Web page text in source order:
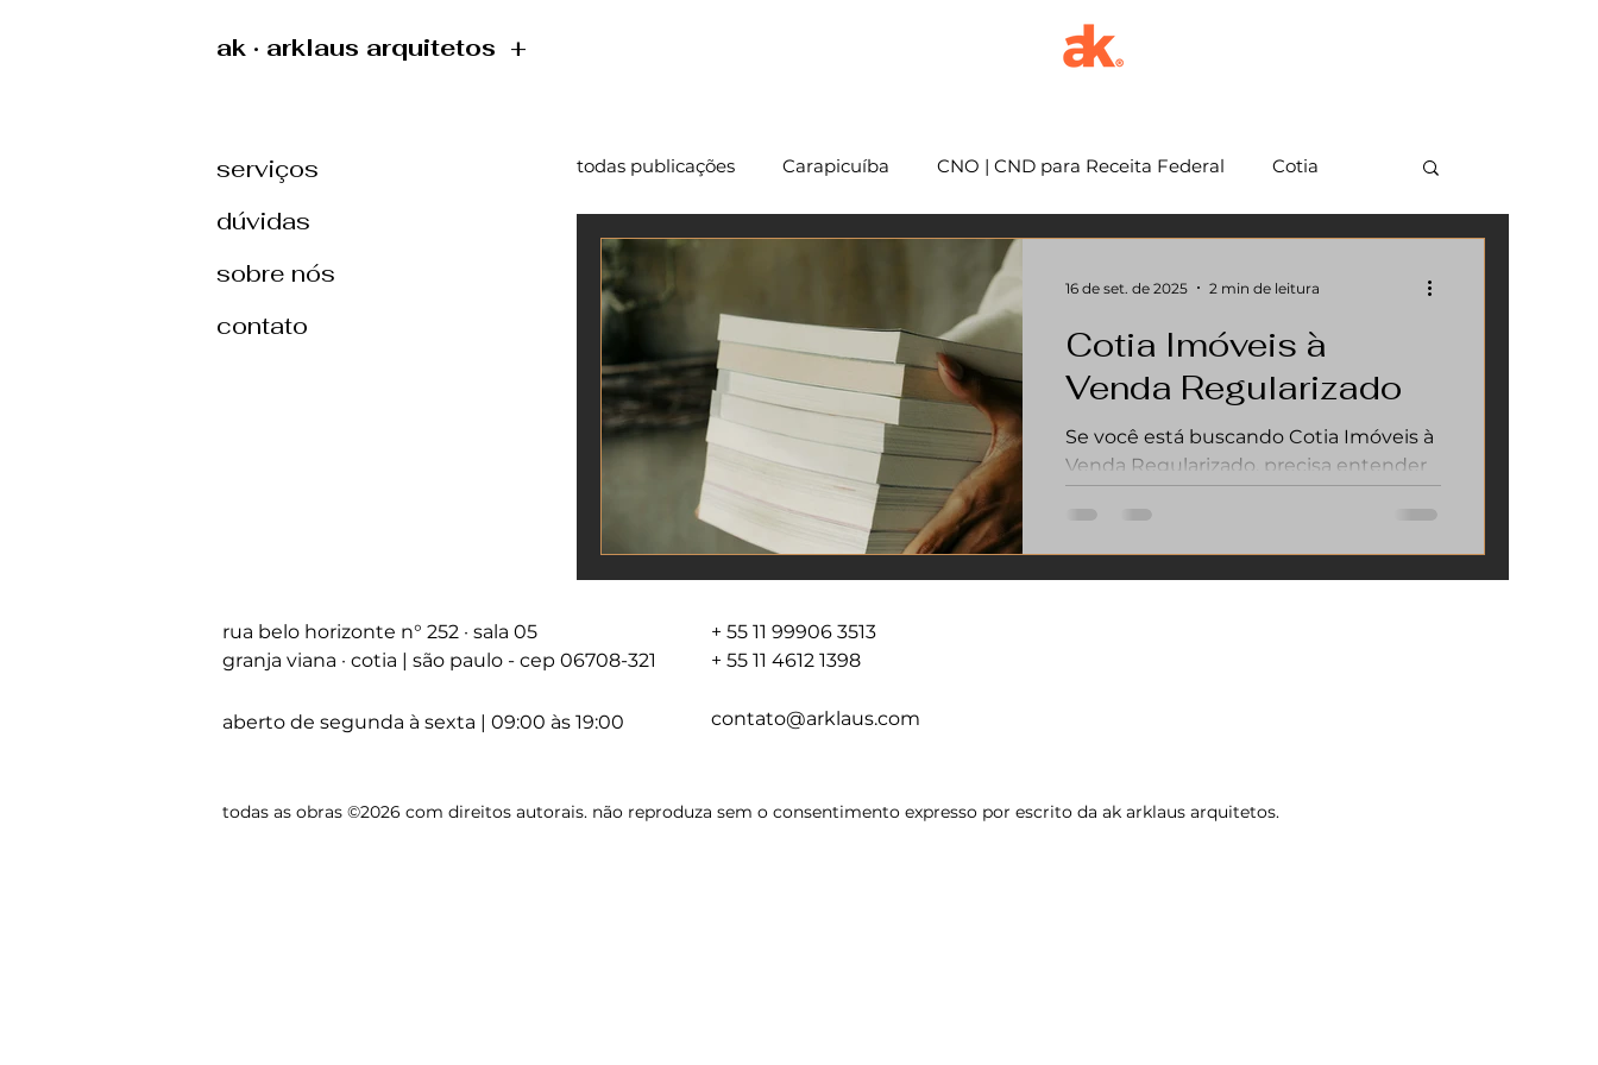
ak · arklaus arquitetos +
todas publicações Carapicuíba CNO | CND para Receita Federal Cotia
Mentoria Embu das Artes
Cotia Imóveis à
Venda Regularizado
Se você está buscando Cotia Imóveis à
Venda Regularizado, precisa entender
a importância de comprar ou vender
um imóvel totalmente regularizado em
Cotia. A regularização garante
segurança jurídica, valorização
16 de set. de 2025 2 min de leitura
serviços
dúvidas
sobre nós
contato
rua belo horizonte n° 252 · sala 05
granja viana · cotia | são paulo - cep 06708-321
+ 55 11 99906 3513
+ 55 11 4612 1398
aberto de segunda à sexta | 09:00 às 19:00 contato@arklaus.com
todas as obras ©2026 com direitos autorais. não reproduza sem o consentimento expresso por escrito da ak arklaus arquitetos.